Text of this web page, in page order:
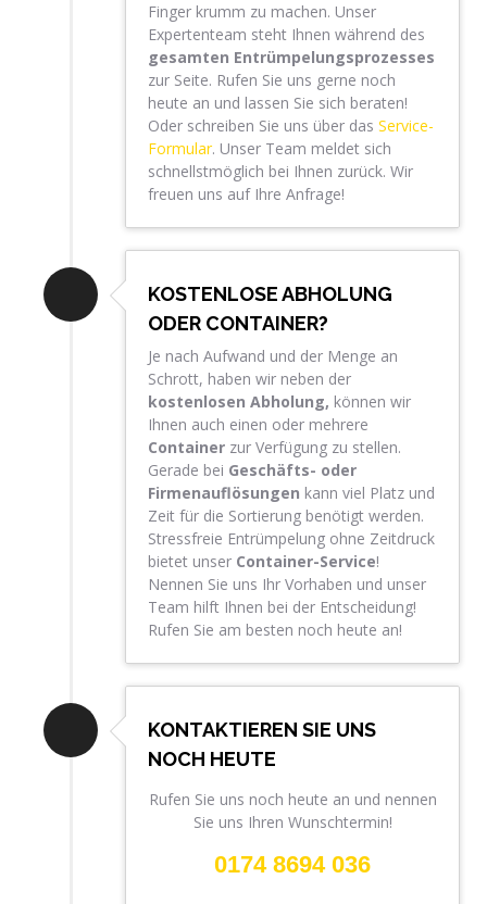
Finger krumm zu machen. Unser
Expertenteam steht Ihnen während des
gesamten Entrümpelungsprozesses
zur Seite. Rufen Sie uns gerne noch
heute an und lassen Sie sich beraten!
Oder schreiben Sie uns über das Service-
Formular. Unser Team meldet sich
schnellstmöglich bei Ihnen zurück. Wir
freuen uns auf Ihre Anfrage!
KOSTENLOSE ABHOLUNG
ODER CONTAINER?
Je nach Aufwand und der Menge an
Schrott, haben wir neben der
kostenlosen Abholung, können wir
Ihnen auch einen oder mehrere
Container zur Verfügung zu stellen.
Gerade bei Geschäfts- oder
Firmenauflösungen kann viel Platz und
Zeit für die Sortierung benötigt werden.
Stressfreie Entrümpelung ohne Zeitdruck
bietet unser Container-Service!
Nennen Sie uns Ihr Vorhaben und unser
Team hilft Ihnen bei der Entscheidung!
Rufen Sie am besten noch heute an!
KONTAKTIEREN SIE UNS
NOCH HEUTE
Rufen Sie uns noch heute an und nennen
Sie uns Ihren Wunschtermin!
0174 8694 036